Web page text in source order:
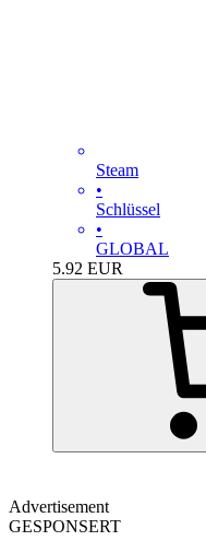
Steam
•
Schlüssel
•
GLOBAL
5.92 EUR
Advertisement
GESPONSERT